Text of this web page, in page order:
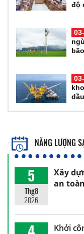
độ
bão
NĂNG LƯỢNG
5
Thg8
2026
Xây
an
Khởi